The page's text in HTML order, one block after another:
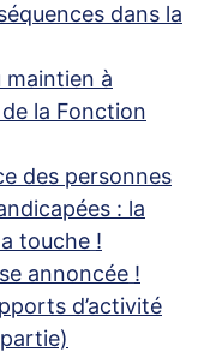
dans la
maintien à
la Fonction
des personnes
: la
touche !
annoncée !
d’activité
partie)